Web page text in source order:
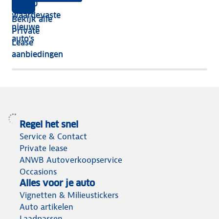
Bekijk alle
Private
Lease
aanbiedingen
écht
vijf
jaar
nog
het
meeste
Top 10
waardevaste
nieuwe
auto's
Regel het snel
Service & Contact
Private lease
ANWB Autoverkoopservice
Occasions
Alles voor je auto
Vignetten & Milieustickers
Auto artikelen